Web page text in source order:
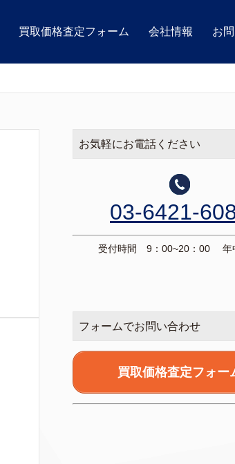
買取価格査定フォーム 会社情報 お
お気軽にお電話ください
03-6421-
受付時間 9：00~20：00 年
フォームでお問い合わせ
買取価格査定フォー